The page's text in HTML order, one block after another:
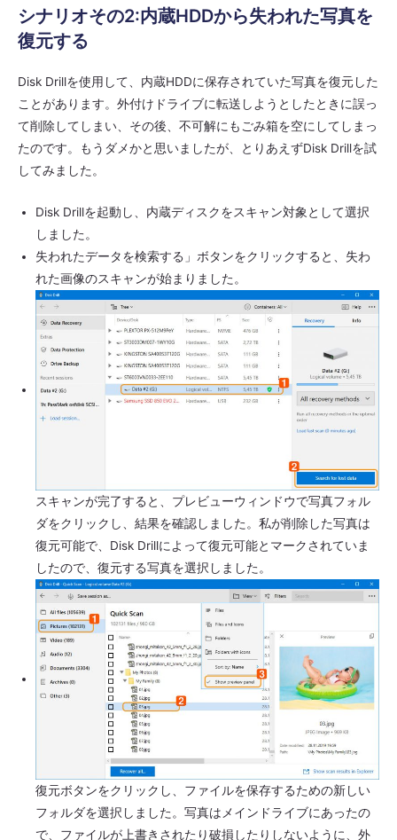
シナリオその2:内蔵HDDから失われた写真を
復元する
Disk Drillを使用して、内蔵HDDに保存されていた写真を復元した
ことがあります。外付けドライブに転送しようとしたときに誤っ
て削除してしまい、その後、不可解にもごみ箱を空にしてしまっ
たのです。もうダメかと思いましたが、とりあえずDisk Drillを試
してみました。
Disk Drillを起動し、内蔵ディスクをスキャン対象として選択
しました。
失われたデータを検索する」ボタンをクリックすると、失わ
れた画像のスキャンが始まりました。
スキャンが完了すると、プレビューウィンドウで写真フォル
ダをクリックし、結果を確認しました。私が削除した写真は
復元可能で、Disk Drillによって復元可能とマークされていま
したので、復元する写真を選択しました。
復元ボタンをクリックし、ファイルを保存するための新しい
フォルダを選択しました。写真はメインドライブにあったの
で、ファイルが上書きされたり破損したりしないように、外